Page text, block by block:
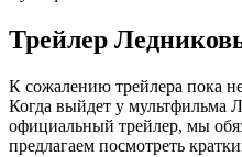
Трейлер
К сожалению трейлера пока
Когда выйдет у мультфильма
официальный трейлер, мы
предлагаем посмотреть